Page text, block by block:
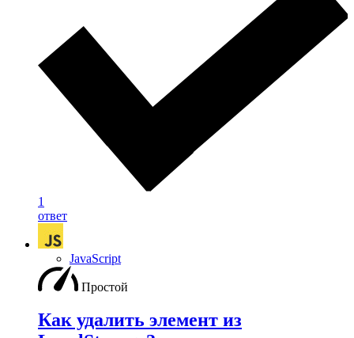
1
ответ
JavaScript
Простой
Как удалить элемент из